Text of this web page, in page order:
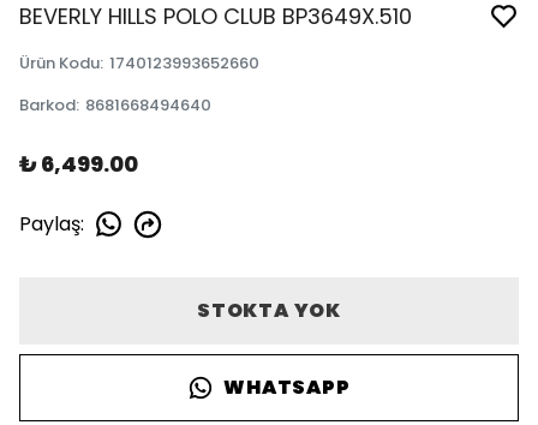
BEVERLY HILLS POLO CLUB BP3649X.510
Ürün Kodu: 1740123993652660
Barkod: 8681668494640
₺ 6,499.00
Paylaş:
STOKTA YOK
WHATSAPP